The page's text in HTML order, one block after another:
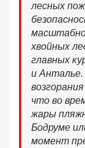
лесных
хвойных
главных
и Анталье.
что во
жары
Бодруме
момент